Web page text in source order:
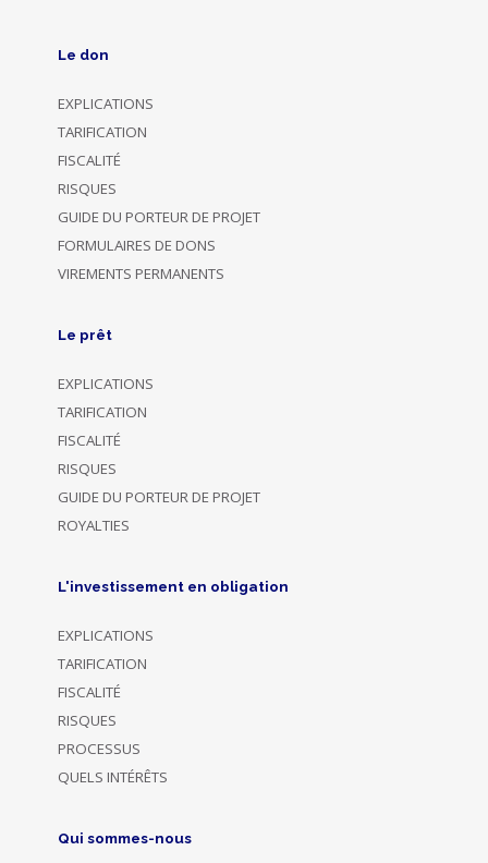
Le don
EXPLICATIONS
TARIFICATION
FISCALITÉ
RISQUES
GUIDE DU PORTEUR DE PROJET
FORMULAIRES DE DONS
VIREMENTS PERMANENTS
Le prêt
EXPLICATIONS
TARIFICATION
FISCALITÉ
RISQUES
GUIDE DU PORTEUR DE PROJET
ROYALTIES
L'investissement en obligation
EXPLICATIONS
TARIFICATION
FISCALITÉ
RISQUES
PROCESSUS
QUELS INTÉRÊTS
Qui sommes-nous